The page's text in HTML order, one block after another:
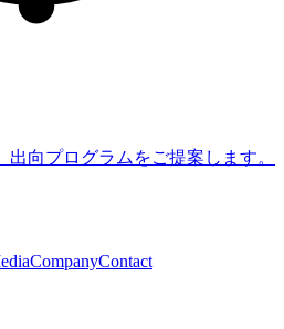
向プログラムをご提案します。
CompanyContact